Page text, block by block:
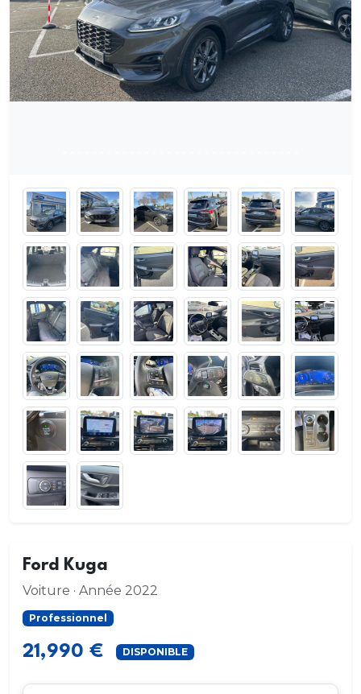
Ford Kuga
Voiture · Année 2022
Professionnel
21,990 € DISPONIBLE